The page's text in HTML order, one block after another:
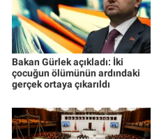
Bakan Gürlek açıkladı: İki
çocuğun ölümünün ardındaki
gerçek ortaya çıkarıldı